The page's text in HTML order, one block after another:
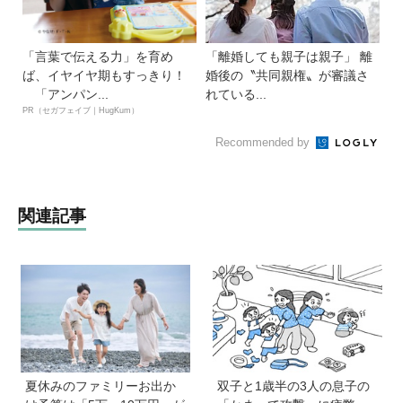
「言葉で伝える力」を育め
ば、イヤイヤ期もすっきり！
「アンパン...
PR（セガフェイブ｜HugKum）
「離婚しても親子は親子」 離
婚後の〝共同親権〟が審議さ
れている...
Recommended by
関連記事
夏休みのファミリーお出か
双子と1歳半の3人の息子の